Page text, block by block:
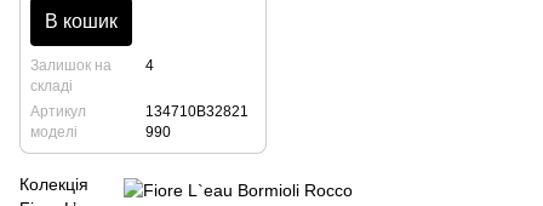
В кошик
Залишок на
складі
4
Артикул
моделі
134710B32821
990
Колекція